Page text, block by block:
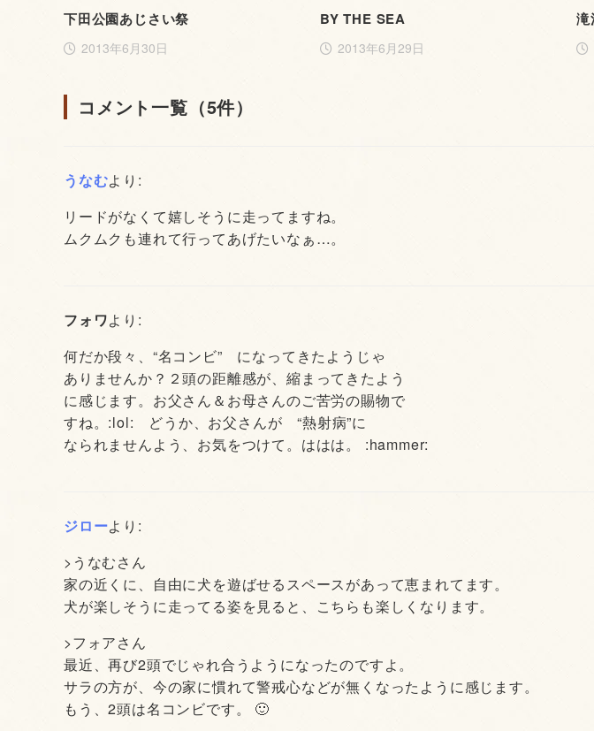
下田公園あじさい祭
2013年6月30日
BY THE SEA
2013年6月29日
滝
コメント一覧（5件）
うなむより:
リードがなくて嬉しそうに走ってますね。
ムクムクも連れて行ってあげたいなぁ…。
フォワより:
何だか段々、“名コンビ” になってきたようじゃ
ありませんか？２頭の距離感が、縮まってきたよう
に感じます。お父さん＆お母さんのご苦労の賜物で
すね。:lol: どうか、お父さんが “熱射病”に
なられませんよう、お気をつけて。ははは。 :hammer:
ジローより:
>うなむさん
家の近くに、自由に犬を遊ばせるスペースがあって恵まれてます。
犬が楽しそうに走ってる姿を見ると、こちらも楽しくなります。
>フォアさん
最近、再び2頭でじゃれ合うようになったのですよ。
サラの方が、今の家に慣れて警戒心などが無くなったように感じます。
もう、2頭は名コンビです。 🙂